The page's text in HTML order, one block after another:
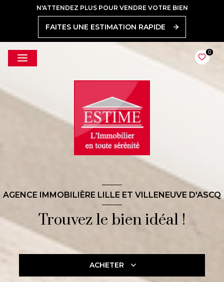
N'ATTENDEZ PLUS POUR VENDRE VOTRE BIEN
FAITES UNE ESTIMATION RAPIDE
0
AGENCE IMMOBILIÈRE LILLE ET VILLENEUVE D'ASCQ
Trouvez le bien idéal !
ACHETER